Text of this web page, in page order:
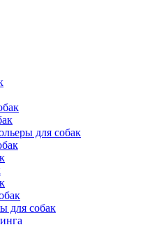
для собак
для собак